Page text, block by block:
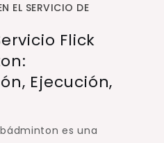
EL SERVICIO DE
Flick
Ejecución,
es una